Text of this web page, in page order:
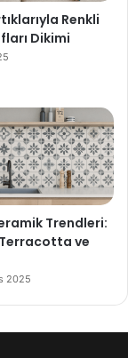
Renkli
Dikimi
Trendleri:
ve
2025